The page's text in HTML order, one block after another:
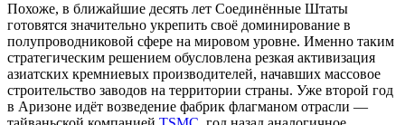
Похоже, в ближайшие десять лет Соединённые Штаты
готовятся значительно укрепить своё доминирование в
полупроводниковой сфере на мировом уровне. Именно таким
стратегическим решением обусловлена резкая активизация
азиатских кремниевых производителей, начавших массовое
строительство заводов на территории страны. Уже второй год
в Аризоне идёт возведение фабрик флагманом отрасли —